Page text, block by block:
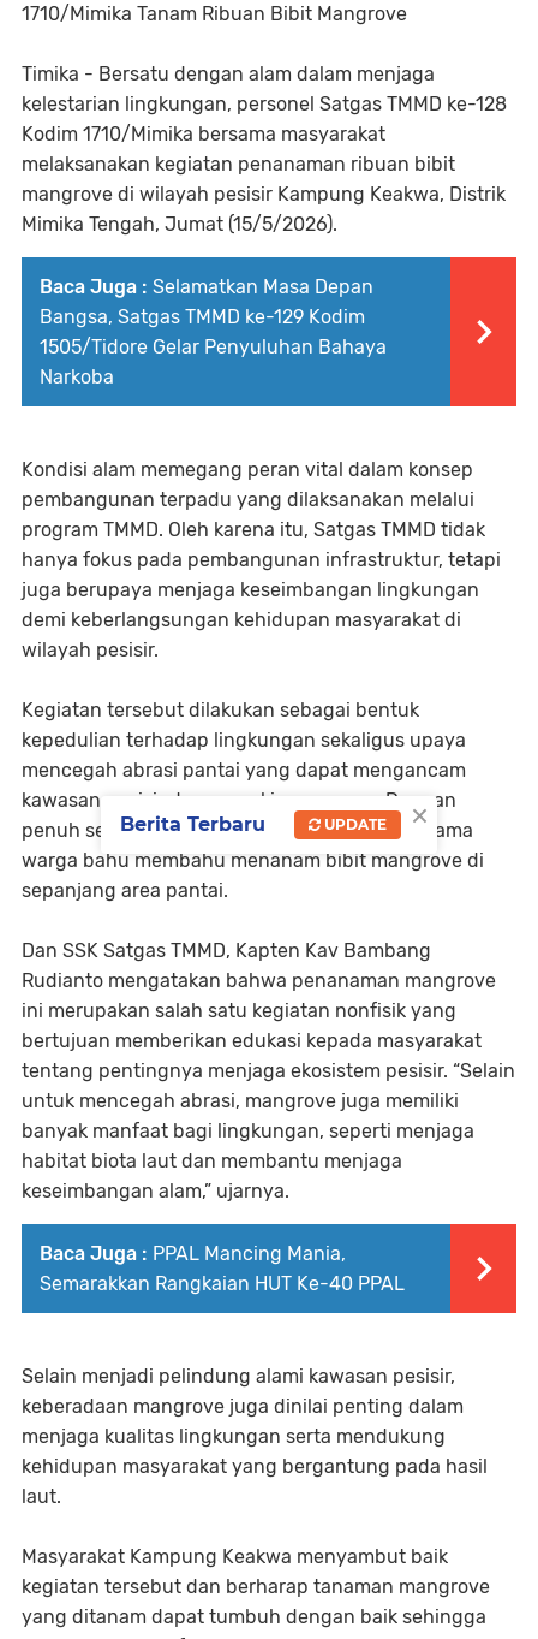
1710/Mimika Tanam Ribuan Bibit Mangrove
Timika - Bersatu dengan alam dalam menjaga
kelestarian lingkungan, personel Satgas TMMD ke-128
Kodim 1710/Mimika bersama masyarakat
melaksanakan kegiatan penanaman ribuan bibit
mangrove di wilayah pesisir Kampung Keakwa, Distrik
Mimika Tengah, Jumat (15/5/2026).
Baca Juga : Selamatkan Masa Depan
Bangsa, Satgas TMMD ke-129 Kodim
1505/Tidore Gelar Penyuluhan Bahaya
Narkoba
Kondisi alam memegang peran vital dalam konsep
pembangunan terpadu yang dilaksanakan melalui
program TMMD. Oleh karena itu, Satgas TMMD tidak
hanya fokus pada pembangunan infrastruktur, tetapi
juga berupaya menjaga keseimbangan lingkungan
demi keberlangsungan kehidupan masyarakat di
wilayah pesisir.
Kegiatan tersebut dilakukan sebagai bentuk
kepedulian terhadap lingkungan sekaligus upaya
mencegah abrasi pantai yang dapat mengancam
kawasan pesisir dan pemukiman warga. Dengan
penuh semangat, personel Satgas TMMD bersama
warga bahu membahu menanam bibit mangrove di
sepanjang area pantai.
Dan SSK Satgas TMMD, Kapten Kav Bambang
Rudianto mengatakan bahwa penanaman mangrove
ini merupakan salah satu kegiatan nonfisik yang
bertujuan memberikan edukasi kepada masyarakat
tentang pentingnya menjaga ekosistem pesisir. “Selain
untuk mencegah abrasi, mangrove juga memiliki
banyak manfaat bagi lingkungan, seperti menjaga
habitat biota laut dan membantu menjaga
keseimbangan alam,” ujarnya.
Baca Juga : PPAL Mancing Mania,
Semarakkan Rangkaian HUT Ke-40 PPAL
Selain menjadi pelindung alami kawasan pesisir,
keberadaan mangrove juga dinilai penting dalam
menjaga kualitas lingkungan serta mendukung
kehidupan masyarakat yang bergantung pada hasil
laut.
Masyarakat Kampung Keakwa menyambut baik
kegiatan tersebut dan berharap tanaman mangrove
yang ditanam dapat tumbuh dengan baik sehingga
×
Berita Terbaru UPDATE